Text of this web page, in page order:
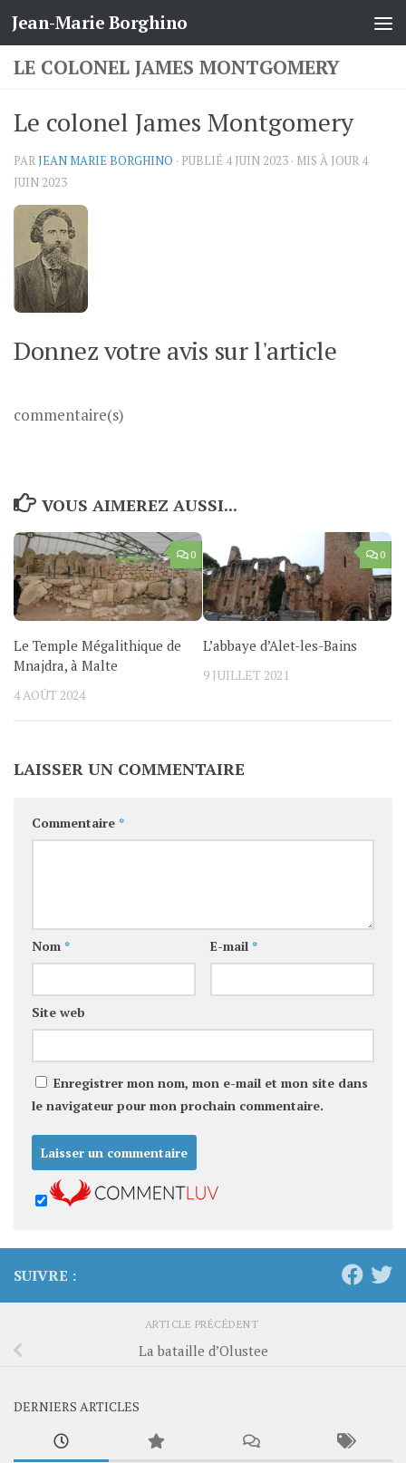
Skip to content
Jean-Marie Borghino
LE COLONEL JAMES MONTGOMERY
Le colonel James Montgomery
PARJEAN MARIE BORGHINO · PUBLIÉ 4 JUIN 2023 · MIS À JOUR 4
JUIN 2023
Donnez votre avis sur l'article
commentaire(s)
VOUS AIMEREZ AUSSI...
0
Le Temple Mégalithique de
Mnajdra, à Malte
4 AOÛT 2024
0
L’abbaye d’Alet-les-Bains
9 JUILLET 2021
LAISSER UN COMMENTAIRE
Commentaire *
Nom * E-mail *
Site web
Enregistrer mon nom, mon e-mail et mon site dans
le navigateur pour mon prochain commentaire.
SUIVRE :
ARTICLE PRÉCÉDENT
La bataille d’Olustee
DERNIERS ARTICLES